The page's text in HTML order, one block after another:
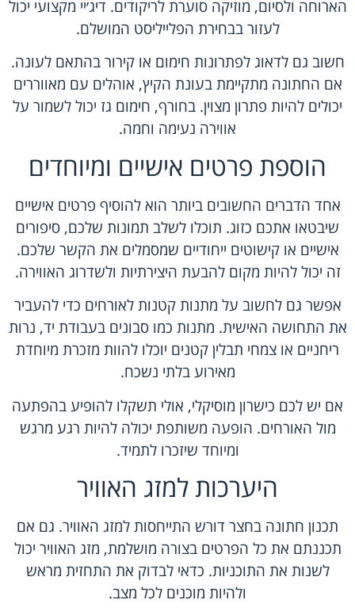
הארוחה ולסיום, מוזיקה סוערת לריקודים. דיג׳יי מקצועי יכול
לעזור בבחירת הפלייליסט המושלם.
חשוב גם לדאוג לפתרונות חימום או קירור בהתאם לעונה.
אם החתונה מתקיימת בעונת הקיץ, אוהלים עם מאווררים
יכולים להיות פתרון מצוין. בחורף, חימום גז יכול לשמור על
אווירה נעימה וחמה.
הוספת פרטים אישיים ומיוחדים
אחד הדברים החשובים ביותר הוא להוסיף פרטים אישיים
שיבטאו אתכם כזוג. תוכלו לשלב תמונות שלכם, סיפורים
אישיים או קישוטים ייחודיים שמסמלים את הקשר שלכם.
זה יכול להיות מקום להבעת היצירתיות ולשדרוג האווירה.
אפשר גם לחשוב על מתנות קטנות לאורחים כדי להעביר
את התחושה האישית. מתנות כמו סבונים בעבודת יד, נרות
ריחניים או צמחי תבלין קטנים יוכלו להוות מזכרת מיוחדת
מאירוע בלתי נשכח.
אם יש לכם כישרון מוסיקלי, אולי תשקלו להופיע בהפתעה
מול האורחים. הופעה משותפת יכולה להיות רגע מרגש
ומיוחד שיזכרו לתמיד.
היערכות למזג האוויר
תכנון חתונה בחצר דורש התייחסות למזג האוויר. גם אם
תכננתם את כל הפרטים בצורה מושלמת, מזג האוויר יכול
לשנות את התוכניות. כדאי לבדוק את התחזית מראש
ולהיות מוכנים לכל מצב.